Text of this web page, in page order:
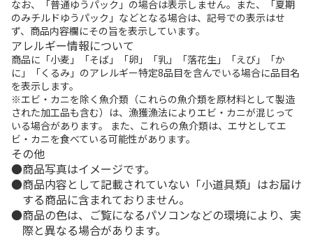
なお、「普通ゆうパック」の場合は表示しません。また、「夏期
のみチルドゆうパック」などとなる場合は、記号での表示はせ
ず、商品内容欄にその旨を表示しています。
アレルギー情報について
商品に「小麦」「そば」「卵」「乳」「落花生」「えび」「か
に」「くるみ」のアレルギー特定8品目を含んでいる場合に品目名
を表示します。
※エビ・カニを除く魚介類（これらの魚介類を原材料として製造
された加工品も含む）は、漁獲漁法によりエビ・カニが混じって
いる場合があります。 また、これらの魚介類は、エサとしてエ
ビ・カニを食べている可能性があります。
その他
商品写真はイメージです。
商品内容として記載されていない「小道具類」はお届け
する商品に含まれておりません。
商品の色は、ご覧になるパソコンなどの環境により、実
際と異なる場合があります。